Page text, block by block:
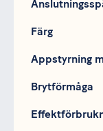
Färg
Appstyrning
Brytförmåga